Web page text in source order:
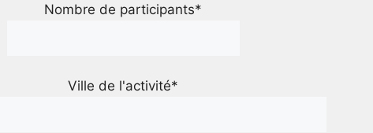
Nombre de participants*
Ville de l'activité*